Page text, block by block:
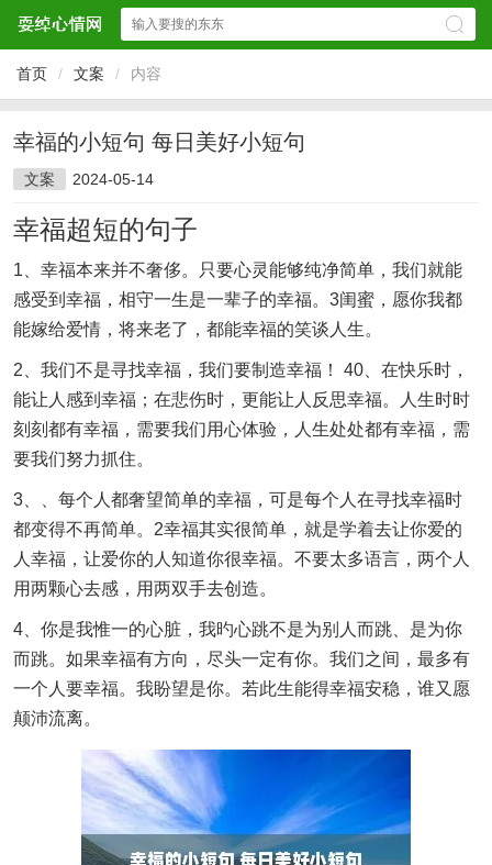
首页 / 文案 / 内容
幸福的小短句 每日美好小短句
文案 2024-05-14
幸福超短的句子
1、幸福本来并不奢侈。只要心灵能够纯净简单，我们就能
感受到幸福，相守一生是一辈子的幸福。3闺蜜，愿你我都
能嫁给爱情，将来老了，都能幸福的笑谈人生。
2、我们不是寻找幸福，我们要制造幸福！ 40、在快乐时，
能让人感到幸福；在悲伤时，更能让人反思幸福。人生时时
刻刻都有幸福，需要我们用心体验，人生处处都有幸福，需
要我们努力抓住。
3、、每个人都奢望简单的幸福，可是每个人在寻找幸福时
都变得不再简单。2幸福其实很简单，就是学着去让你爱的
人幸福，让爱你的人知道你很幸福。不要太多语言，两个人
用两颗心去感，用两双手去创造。
4、你是我惟一的心脏，我旳心跳不是为别人而跳、是为你
而跳。如果幸福有方向，尽头一定有你。我们之间，最多有
一个人要幸福。我盼望是你。若此生能得幸福安稳，谁又愿
颠沛流离。